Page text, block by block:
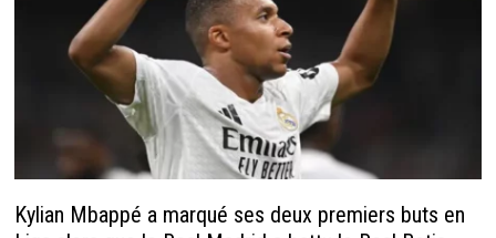
Kylian Mbappé a marqué ses deux premiers buts en